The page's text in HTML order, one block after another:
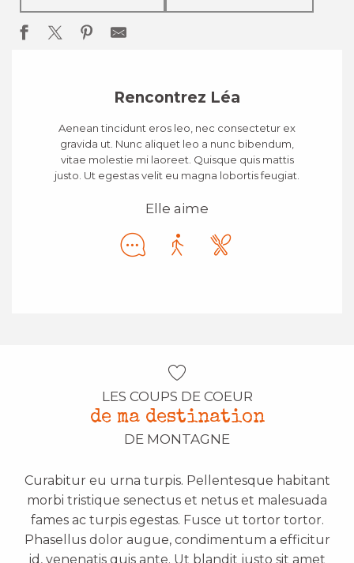
Rencontrez Léa
Aenean tincidunt eros leo, nec consectetur ex
gravida ut. Nunc aliquet leo a nunc bibendum,
vitae molestie mi laoreet. Quisque quis mattis
justo. Ut egestas velit eu magna lobortis feugiat.
Elle aime
LES COUPS DE COEUR
de ma destination
DE MONTAGNE
Curabitur eu urna turpis. Pellentesque habitant
morbi tristique senectus et netus et malesuada
fames ac turpis egestas. Fusce ut tortor tortor.
Phasellus dolor augue, condimentum a efficitur
id, venenatis quis ante. Ut blandit justo sit amet